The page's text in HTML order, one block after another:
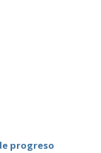
progreso